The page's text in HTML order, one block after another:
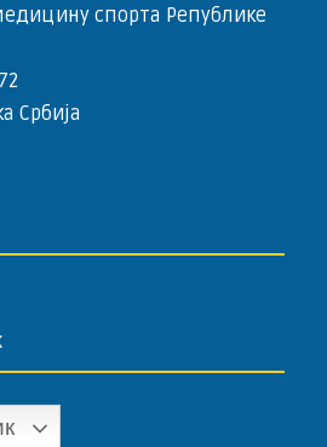
спорта Републике
Србија